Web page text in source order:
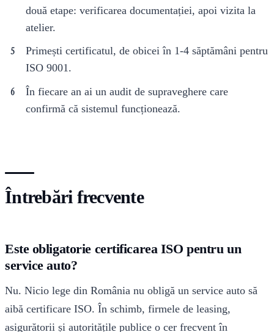
două etape: verificarea documentației, apoi vizita la
atelier.
Primești certificatul, de obicei în 1-4 săptămâni pentru
ISO 9001.
În fiecare an ai un audit de supraveghere care
confirmă că sistemul funcționează.
Întrebări frecvente
Este obligatorie certificarea ISO pentru un
service auto?
Nu. Nicio lege din România nu obligă un service auto să
aibă certificare ISO. În schimb, firmele de leasing,
asigurătorii și autoritățile publice o cer frecvent în